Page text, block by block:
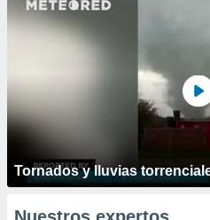
Tornados y lluvias